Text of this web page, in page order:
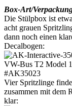
Box-Art/
Die Stülpbox ist
acht grauen
dann noch einen
Decalbogen:
Vier Spritzlinge
zusammen mit dem
klar: